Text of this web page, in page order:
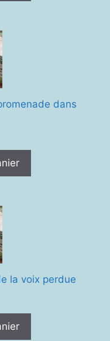
dans
la voix perdue